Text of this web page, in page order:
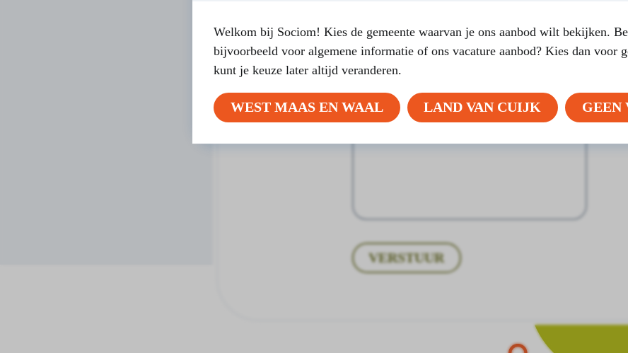
VERSTUUR
Welkom bij Sociom! Kies de gemeente waarvan je ons aanbod wilt bekijken.
bijvoorbeeld voor algemene informatie of ons vacature aanbod? Kies dan voor
kunt je keuze later altijd veranderen.
WEST MAAS EN WAAL LAND VAN CUIJK GEEN